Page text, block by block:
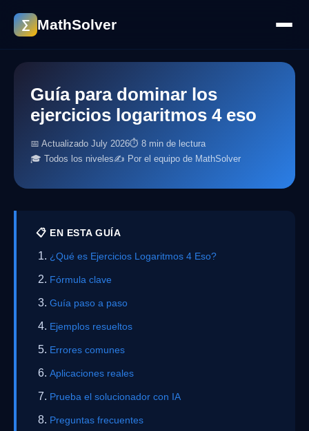
∑ MathSolver
Guía para dominar los
ejercicios logaritmos 4 eso
📅 Actualizado July 2026⏱ 8 min de lectura
🎓 Todos los niveles✍️ Por el equipo de MathSolver
📋 EN ESTA GUÍA
¿Qué es Ejercicios Logaritmos 4 Eso?
Fórmula clave
Guía paso a paso
Ejemplos resueltos
Errores comunes
Aplicaciones reales
Prueba el solucionador con IA
Preguntas frecuentes